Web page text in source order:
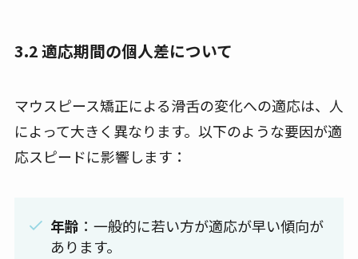
3.2 適応期間の個人差について
マウスピース矯正による滑舌の変化への適応は、人
によって大きく異なります。以下のような要因が適
応スピードに影響します：
年齢 ：一般的に若い方が適応が早い傾向が
あります。